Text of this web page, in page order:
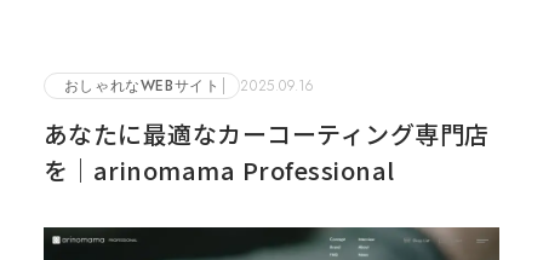
おしゃれなWEBサイト 2025.09.16
あなたに最適なカーコーティング専門店
を｜arinomama Professional